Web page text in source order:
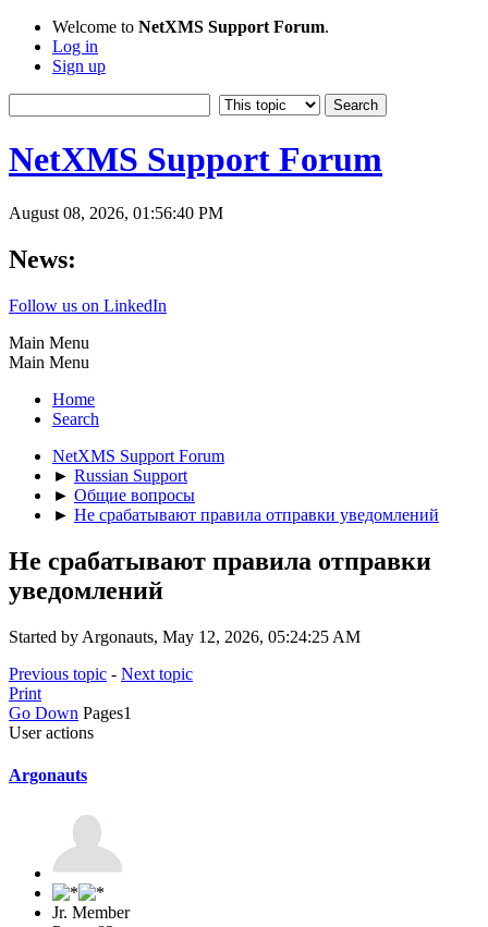
Welcome to NetXMS Support Forum.
Log in
Sign up
NetXMS Support Forum
August 08, 2026, 01:56:40 PM
News:
Follow us on LinkedIn
Main Menu
Main Menu
Home
Search
NetXMS Support Forum
► Russian Support
► Общие вопросы
► Не срабатывают правила отправки уведомлений
Не срабатывают правила отправки
уведомлений
Started by Argonauts, May 12, 2026, 05:24:25 AM
Previous topic - Next topic
Print
Go Down Pages1
User actions
Argonauts
Jr. Member